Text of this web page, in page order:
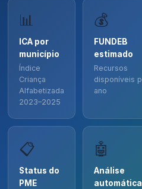
📊
ICA por
município
Índice
Criança
Alfabetizada
2023–2025
💰
FUNDEB
estimado
Recursos
disponíveis
ano
📋
Status do
PME
🤖
Análise
automática